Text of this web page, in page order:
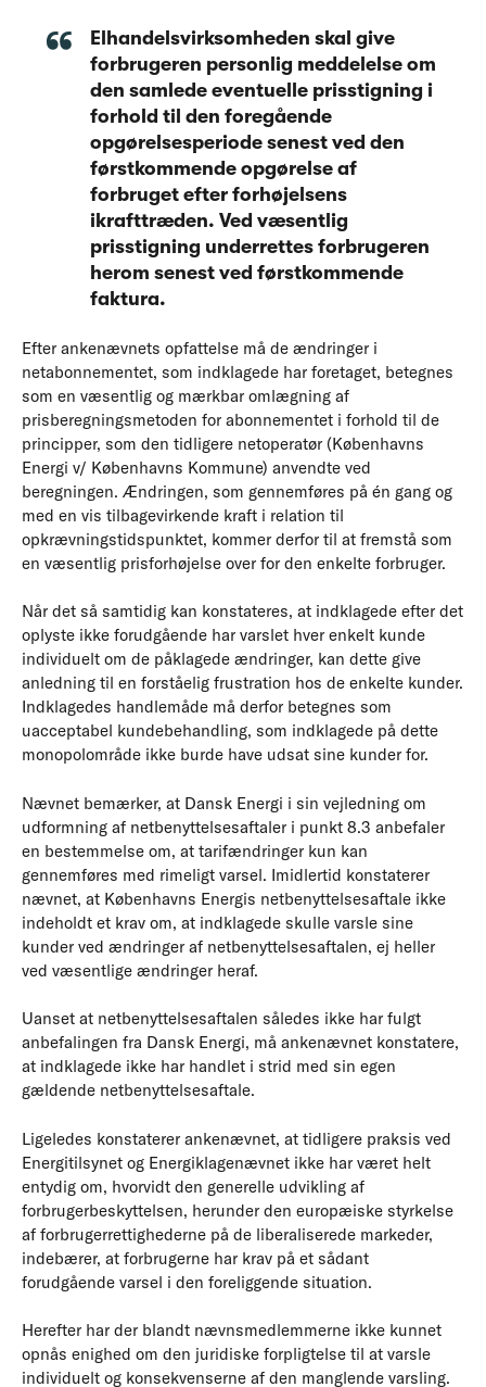
Elhandelsvirksomheden skal give
forbrugeren personlig meddelelse om
den samlede eventuelle prisstigning i
forhold til den foregående
opgørelsesperiode senest ved den
førstkommende opgørelse af
forbruget efter forhøjelsens
ikrafttræden. Ved væsentlig
prisstigning underrettes forbrugeren
herom senest ved førstkommende
faktura.
Efter ankenævnets opfattelse må de ændringer i
netabonnementet, som indklagede har foretaget, betegnes
som en væsentlig og mærkbar omlægning af
prisberegningsmetoden for abonnementet i forhold til de
principper, som den tidligere netoperatør (Københavns
Energi v/ Københavns Kommune) anvendte ved
beregningen. Ændringen, som gennemføres på én gang og
med en vis tilbagevirkende kraft i relation til
opkrævningstidspunktet, kommer derfor til at fremstå som
en væsentlig prisforhøjelse over for den enkelte forbruger.
Når det så samtidig kan konstateres, at indklagede efter det
oplyste ikke forudgående har varslet hver enkelt kunde
individuelt om de påklagede ændringer, kan dette give
anledning til en forståelig frustration hos de enkelte kunder.
Indklagedes handlemåde må derfor betegnes som
uacceptabel kundebehandling, som indklagede på dette
monopolområde ikke burde have udsat sine kunder for.
Nævnet bemærker, at Dansk Energi i sin vejledning om
udformning af netbenyttelsesaftaler i punkt 8.3 anbefaler
en bestemmelse om, at tarifændringer kun kan
gennemføres med rimeligt varsel. Imidlertid konstaterer
nævnet, at Københavns Energis netbenyttelsesaftale ikke
indeholdt et krav om, at indklagede skulle varsle sine
kunder ved ændringer af netbenyttelsesaftalen, ej heller
ved væsentlige ændringer heraf.
Uanset at netbenyttelsesaftalen således ikke har fulgt
anbefalingen fra Dansk Energi, må ankenævnet konstatere,
at indklagede ikke har handlet i strid med sin egen
gældende netbenyttelsesaftale.
Ligeledes konstaterer ankenævnet, at tidligere praksis ved
Energitilsynet og Energiklagenævnet ikke har været helt
entydig om, hvorvidt den generelle udvikling af
forbrugerbeskyttelsen, herunder den europæiske styrkelse
af forbrugerrettighederne på de liberaliserede markeder,
indebærer, at forbrugerne har krav på et sådant
forudgående varsel i den foreliggende situation.
Herefter har der blandt nævnsmedlemmerne ikke kunnet
opnås enighed om den juridiske forpligtelse til at varsle
individuelt og konsekvenserne af den manglende varsling.